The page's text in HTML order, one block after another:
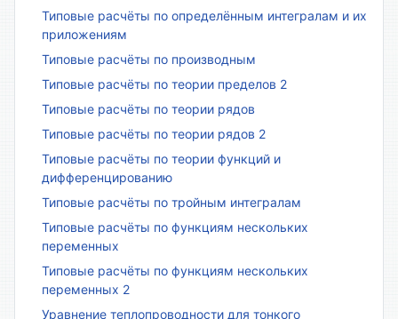
Типовые расчёты по определённым интегралам и их
приложениям
Типовые расчёты по производным
Типовые расчёты по теории пределов 2
Типовые расчёты по теории рядов
Типовые расчёты по теории рядов 2
Типовые расчёты по теории функций и
дифференцированию
Типовые расчёты по тройным интегралам
Типовые расчёты по функциям нескольких
переменных
Типовые расчёты по функциям нескольких
переменных 2
Уравнение теплопроводности для тонкого